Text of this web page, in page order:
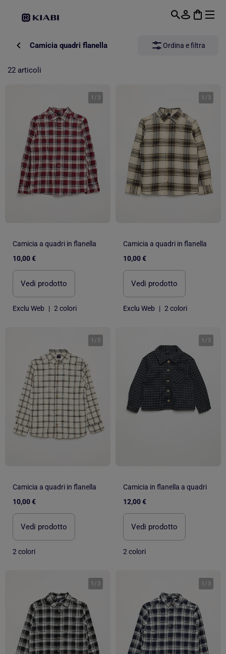
Camicia quadri flanella Ordina e filtra
22 articoli
1 / 3
Camicia a quadri in flanella
10,00 €
Vedi prodotto
Exclu Web | 2 colori
1 / 3
Camicia a quadri in flanella
10,00 €
Vedi prodotto
Exclu Web | 2 colori
1 / 3
Camicia a quadri in flanella
10,00 €
Vedi prodotto
2 colori
1 / 3
Camicia in flanella a quadri
12,00 €
Vedi prodotto
2 colori
1 / 3 1 / 3